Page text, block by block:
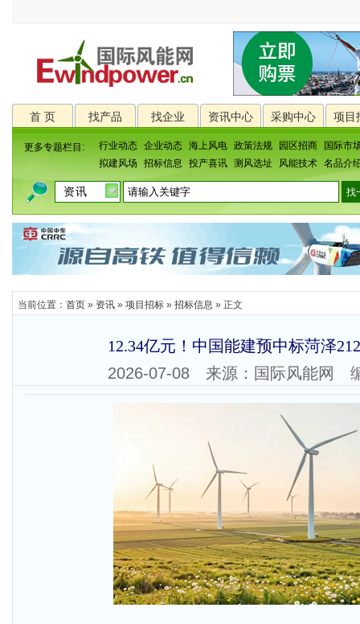
首 页 找产品 找企业 资讯中心 采购中心 项目
更多专题栏目: 行业动态 企业动态 海上风电 政策法规 园区招商
国际市
拟建风场
招标信息 投产喜讯 测风选址 风能技术 名品介
当前位置： 首页 » 资讯 » 项目招标 » 招标信息 » 正文
12.34亿元！中国能建预中标菏泽
2026-07-08 来源：国际风能网